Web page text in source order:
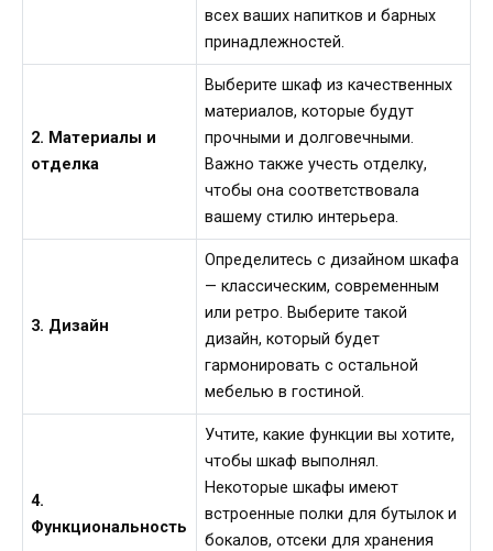
всех ваших напитков и барных
принадлежностей.
2. Материалы и
отделка
Выберите шкаф из качественных
материалов, которые будут
прочными и долговечными.
Важно также учесть отделку,
чтобы она соответствовала
вашему стилю интерьера.
3. Дизайн
Определитесь с дизайном шкафа
— классическим, современным
или ретро. Выберите такой
дизайн, который будет
гармонировать с остальной
мебелью в гостиной.
4.
Функциональность
Учтите, какие функции вы хотите,
чтобы шкаф выполнял.
Некоторые шкафы имеют
встроенные полки для бутылок и
бокалов, отсеки для хранения